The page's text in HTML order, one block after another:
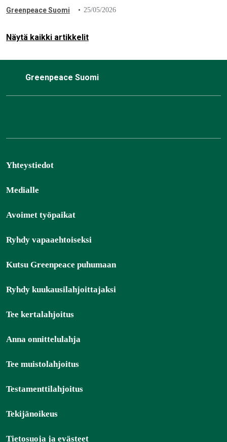
metsätalousministeriön valmistelema törkeä vedätys täytyy
Greenpeace Suomi 25/05/2026
Näytä kaikki artikkelit
Greenpeace Suomi
Yhteystiedot
Medialle
Avoimet työpaikat
Ryhdy vapaaehtoiseksi
Kutsu Greenpeace puhumaan
Ryhdy kuukausilahjoittajaksi
Tee kertalahjoitus
Anna onnittelulahja
Tee muistolahjoitus
Testamenttilahjoitus
Tekijänoikeus
Tietosuoja ja evästeet